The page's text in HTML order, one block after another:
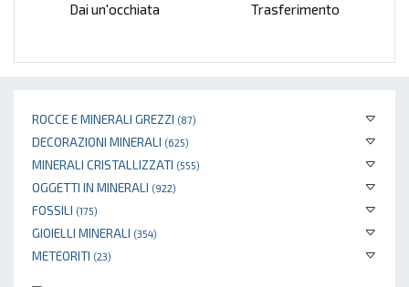
ROCCE E MINERALI GREZZI (87)
DECORAZIONI MINERALI (625)
MINERALI CRISTALLIZZATI (555)
OGGETTI IN MINERALI (922)
FOSSILI (175)
GIOIELLI MINERALI (354)
METEORITI (23)
Dai un'occhiata Trasferimento